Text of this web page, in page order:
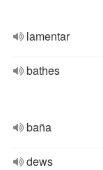
lamentar
bathes
baña
dews